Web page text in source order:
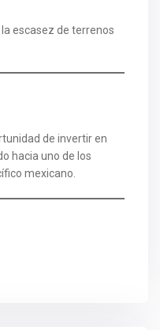
escasez de terrenos
de invertir en
hacia uno de los
mexicano.